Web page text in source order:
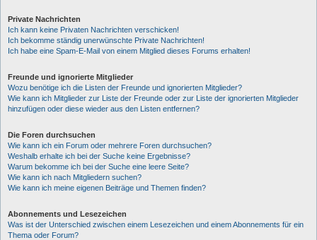
Private Nachrichten
Ich kann keine Privaten Nachrichten verschicken!
Ich bekomme ständig unerwünschte Private Nachrichten!
Ich habe eine Spam-E-Mail von einem Mitglied dieses Forums erhalten!
Freunde und ignorierte Mitglieder
Wozu benötige ich die Listen der Freunde und ignorierten Mitglieder?
Wie kann ich Mitglieder zur Liste der Freunde oder zur Liste der ignorierten Mitglieder
hinzufügen oder diese wieder aus den Listen entfernen?
Die Foren durchsuchen
Wie kann ich ein Forum oder mehrere Foren durchsuchen?
Weshalb erhalte ich bei der Suche keine Ergebnisse?
Warum bekomme ich bei der Suche eine leere Seite?
Wie kann ich nach Mitgliedern suchen?
Wie kann ich meine eigenen Beiträge und Themen finden?
Abonnements und Lesezeichen
Was ist der Unterschied zwischen einem Lesezeichen und einem Abonnements für ein
Thema oder Forum?